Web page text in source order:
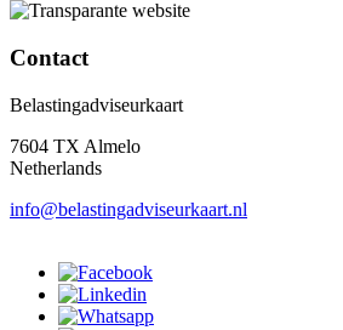
Contact
Belastingadviseurkaart
7604 TX Almelo
Netherlands
info@belastingadviseurkaart.nl